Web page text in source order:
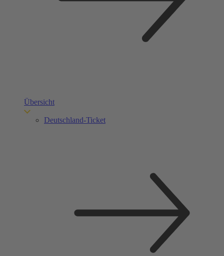
Übersicht
Deutschland-Ticket